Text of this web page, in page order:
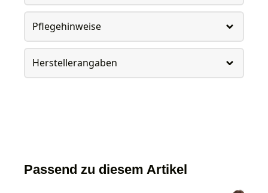
Pflegehinweise
Herstellerangaben
Passend zu diesem Artikel